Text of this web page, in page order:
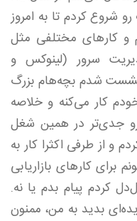
شروع کردم تا به امروز
کارهای مختلفی مثل
سرور (لینوکس و
شدم بچه‌هام بزرگ
سالشه با خودم کار می‌کنه و خلاصه
رو جدی‌تر در همین شغل
و از طرفی اکثرا کار به
برای کارهای بازاریابی
کردم پیام بدم یا نه.
بدید به من، ممنون